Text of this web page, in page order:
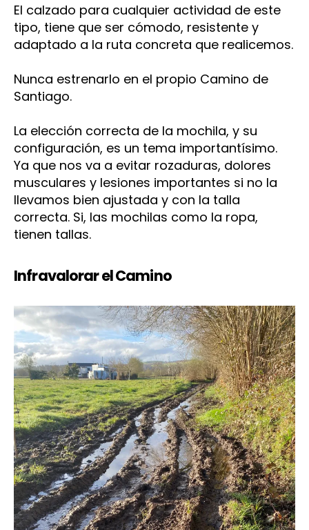
El calzado para cualquier actividad de este
tipo, tiene que ser cómodo, resistente y
adaptado a la ruta concreta que realicemos.
Nunca estrenarlo en el propio Camino de
Santiago.
La elección correcta de la mochila, y su
configuración, es un tema importantísimo.
Ya que nos va a evitar rozaduras, dolores
musculares y lesiones importantes si no la
llevamos bien ajustada y con la talla
correcta. Si, las mochilas como la ropa,
tienen tallas.
Infravalorar el Camino